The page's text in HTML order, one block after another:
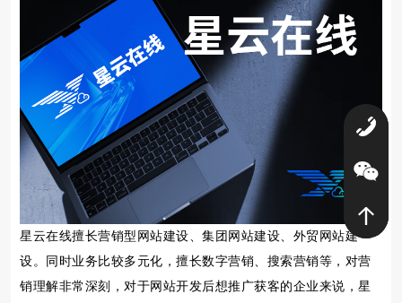
星云在线擅长营销型网站建设、集团网站建设、外贸网站建
设。同时业务比较多元化，擅长数字营销、搜索营销等，对营
销理解非常深刻，对于网站开发后想推广获客的企业来说，星